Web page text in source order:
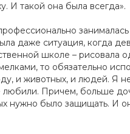
И такой она была всегда».
даже ситуация, когда
школе – рисовала
то обязательно
и животных, и людей. Я
Причем, больше
нужно было защищать. И